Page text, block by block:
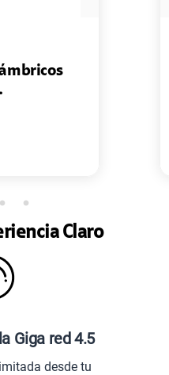
de 2 Power Bank Mini
G ...
Claro
Giga red 4.5
desde tu